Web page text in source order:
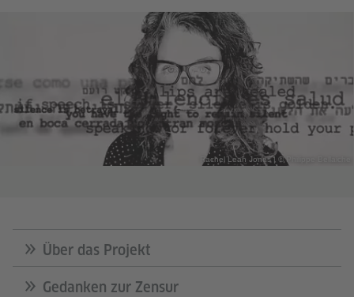
Rachel Leah Jones | © Philippe Bellaiche
Über das Projekt
Gedanken zur Zensur